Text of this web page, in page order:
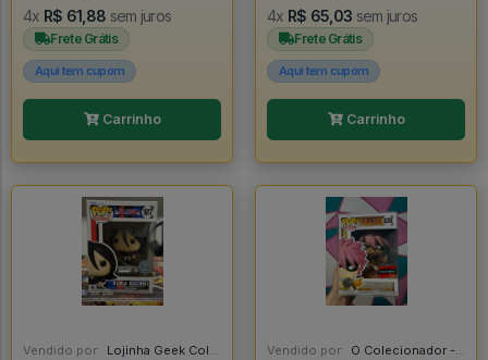
4x R$ 61,88 sem juros
Frete Grátis
Aqui tem cupom
Carrinho
4x R$ 65,03 sem juros
Frete Grátis
Aqui tem cupom
Carrinho
Vendido por: Lojinha Geek Colecionáveis - DF Vendido por: O Colecionador - SP